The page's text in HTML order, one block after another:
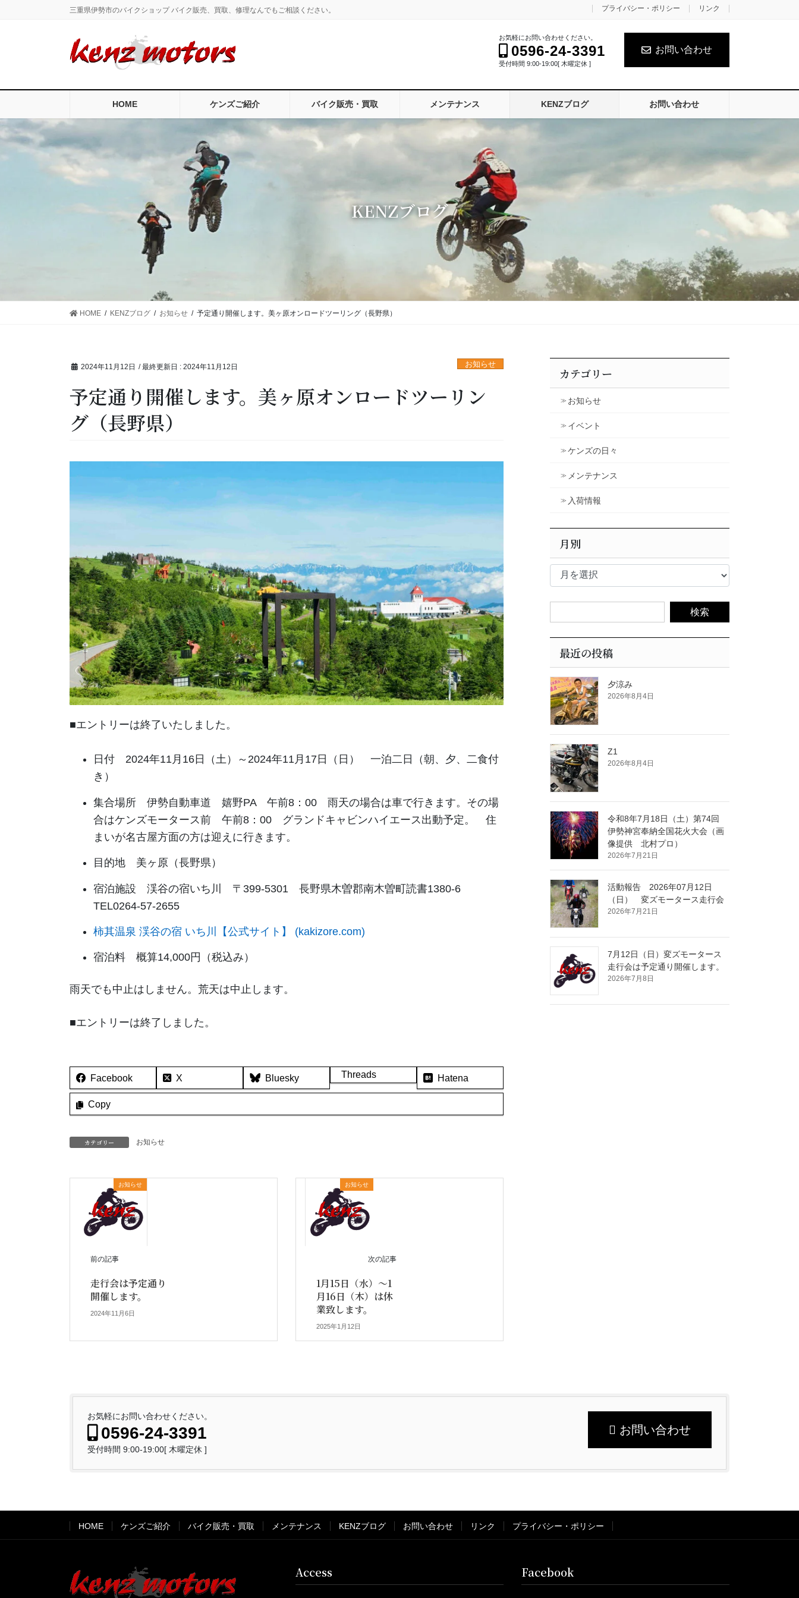
移
ン
移
三重県伊勢市のバイクショップ バイク販売、買取、修理なんでもご相談ください。 プライバシー・ポリシー リンク
お気軽にお問い合わせください。
0596-24-3391
受付時間 9:00-19:00[ 木曜定休 ]
お問い合わせ
HOME ケンズご紹介 バイク販売・買取 メンテナンス KENZブログ お問い合わせ
KENZブログ
HOME KENZブログ お知らせ 予定通り開催します。美ヶ原オンロードツーリング（長野県）
2024年11月12日 / 最終更新日 : 2024年11月12日 お知らせ
予定通り開催します。美ヶ原オンロードツーリン
グ（長野県）
■エントリーは終了いたしました。
日付 2024年11月16日（土）～2024年11月17日（日） 一泊二日（朝、夕、二食付
き）
集合場所 伊勢自動車道 嬉野PA 午前8：00 雨天の場合は車で行きます。その場
合はケンズモータース前 午前8：00 グランドキャビンハイエース出動予定。 住
まいが名古屋方面の方は迎えに行きます。
目的地 美ヶ原（長野県）
宿泊施設 渓谷の宿いち川 〒399-5301 長野県木曽郡南木曽町読書1380-6
TEL0264-57-2655
柿其温泉 渓谷の宿 いち川【公式サイト】 (kakizore.com)
宿泊料 概算14,000円（税込み）
雨天でも中止はしません。荒天は中止します。
■エントリーは終了しました。
Facebook X Bluesky Threads Hatena
Copy
カテゴリー お知らせ
お知らせ
前の記事
走行会は予定通り
開催します。
2024年11月6日
お知らせ
次の記事
1月15日（水）～1
月16日（木）は休
業致します。
2025年1月12日
カテゴリー
お知らせ
イベント
ケンズの日々
メンテナンス
入荷情報
月別
月
最近の投稿
夕涼み
2026年8月4日
Z1
2026年8月4日
令和8年7月18日（土）第74回
伊勢神宮奉納全国花火大会（画
像提供 北村プロ）
2026年7月21日
活動報告 2026年07月12日
（日） 変ズモータース走行会
2026年7月21日
7月12日（日）変ズモータース
走行会は予定通り開催します。
2026年7月8日
お気軽にお問い合わせください。
0596-24-3391
受付時間 9:00-19:00[ 木曜定休 ]
お問い合わせ
HOME ケンズご紹介 バイク販売・買取 メンテナンス KENZブログ お問い合わせ リンク プライバシー・ポリシー
Access Facebook